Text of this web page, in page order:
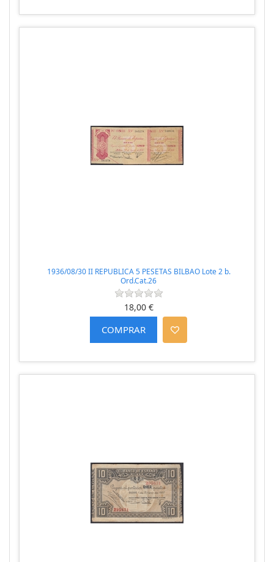
1936/08/30 II REPUBLICA 5 PESETAS BILBAO Lote 2 b.
Ord.Cat.26
18,00 €